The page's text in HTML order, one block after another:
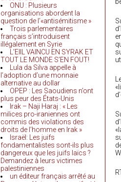
ONU : Plusieurs
organisations abordent la
question de l’«antisémitisme »
Trois parlementaires
français s’introduisent
illégalement en Syrie
L’EIIL VAINCU EN SYRAK ET
TOUT LE MONDE S’EN FOUT!
Lula da Silva appelle à
l’adoption d’une monnaie
alternative au dollar
OPEP : Les Saoudiens n’ont
plus peur des États-Unis
Irak – Naji Haraj : « Les
milices pro-iraniennes ont
commis des violations des
droits de l’homme en Irak »
Israël: Les juifs
fondamentalistes sont-ils plus
dangereux que les juifs laïcs ?
Demandez à leurs victimes
palestiniennes
un éditeur français arrêté au